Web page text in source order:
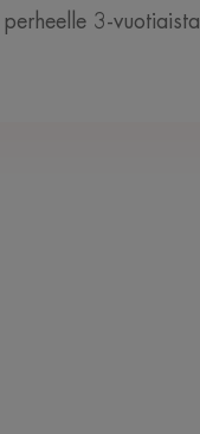
3-vuotiaista